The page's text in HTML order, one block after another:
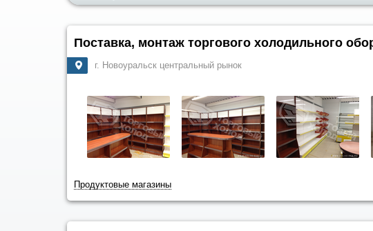
Поставка, монтаж торгового холодильного
г. Новоуральск центральный рынок
Продуктовые магазины